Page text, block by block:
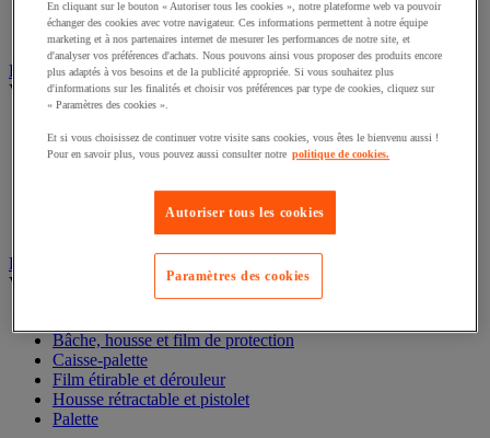
Pochette porte-document
Pochoir
Feuillard et cerclage
Voir toute la catégorie
Chape et boucle pour feuillard
Film étirable, palette et caisse-palette
Voir toute la catégorie
Bâche, housse et film de protection
Caisse-palette
Film étirable et dérouleur
Housse rétractable et pistolet
Palette
En cliquant sur le bouton « Autoriser tous les cookies », notre plateforme web va pouvoir
échanger des cookies avec votre navigateur. Ces informations permettent à notre équipe
marketing et à nos partenaires internet de mesurer les performances de notre site, et
d'analyser vos préférences d'achats. Nous pouvons ainsi vous proposer des produits encore
plus adaptés à vos besoins et de la publicité appropriée. Si vous souhaitez plus
d'informations sur les finalités et choisir vos préférences par type de cookies, cliquez sur
« Paramètres des cookies ».
Et si vous choisissez de continuer votre visite sans cookies, vous êtes le bienvenu aussi !
Pour en savoir plus, vous pouvez aussi consulter notre politique de cookies.
Autoriser tous les cookies
Paramètres des cookies